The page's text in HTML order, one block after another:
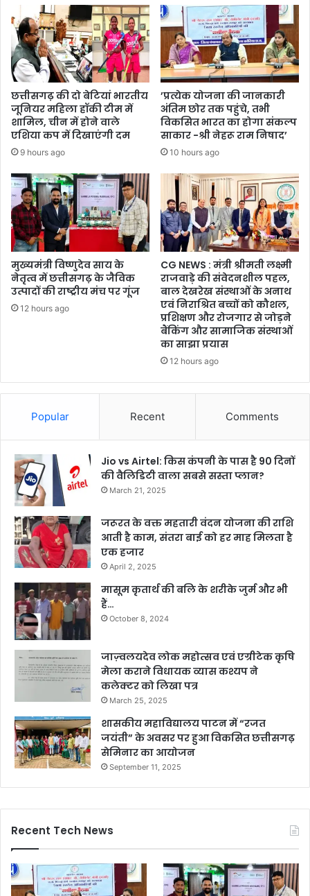
अवलोकन
छत्तीसगढ़ की दो बेटियां भारतीय
जूनियर महिला हॉकी टीम में
शामिल, चीन में होने वाले
एशिया कप में दिखाएंगी दम
9 hours ago
’प्रत्येक योजना की जानकारी
अंतिम छोर तक पहुंचे, तभी
विकसित भारत का होगा संकल्प
साकार -श्री नेहरू राम निषाद’
10 hours ago
मुख्यमंत्री विष्णुदेव साय के
नेतृत्व में छत्तीसगढ़ के जैविक
उत्पादों की राष्ट्रीय मंच पर गूंज
12 hours ago
CG NEWS : मंत्री श्रीमती लक्ष्मी
राजवाड़े की संवेदनशील पहल,
बाल देखरेख संस्थाओं के अनाथ
एवं निराश्रित बच्चों को कौशल,
प्रशिक्षण और रोजगार से जोड़ने
बैंकिंग और सामाजिक संस्थाओं
का साझा प्रयास
12 hours ago
Popular Recent Comments
Jio vs Airtel: किस कंपनी के पास है 90 दिनों
की वैलिडिटी वाला सबसे सस्ता प्लान?
March 21, 2025
जरूरत के वक्त महतारी वंदन योजना की राशि
आती है काम, संतरा बाई को हर माह मिलता है
एक हजार
April 2, 2025
मासूम कृतार्थ की बलि के शरीके जुर्म और भी
हैं…
October 8, 2024
जाज़्वलयदेव लोक महोत्सव एवं एग्रीटेक कृषि
मेला कराने विधायक व्यास कश्यप ने
कलेक्टर को लिखा पत्र
March 25, 2025
शासकीय महाविद्यालय पाटन में “रजत
जयंती” के अवसर पर हुआ विकसित छत्तीसगढ़
सेमिनार का आयोजन
September 11, 2025
Recent Tech News